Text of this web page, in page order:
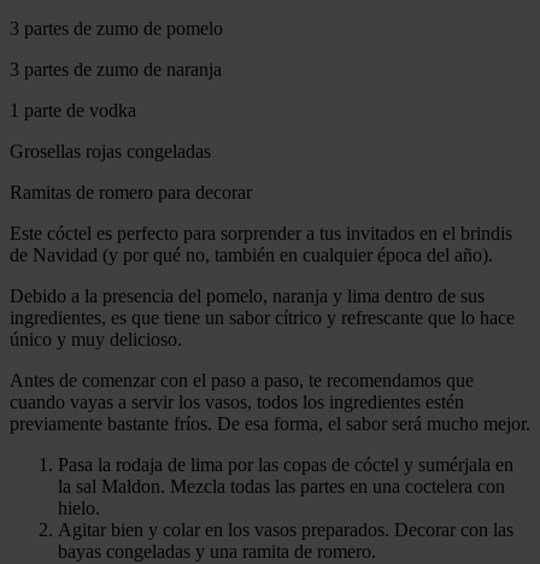
3 partes de zumo de pomelo
3 partes de zumo de naranja
1 parte de vodka
Grosellas rojas congeladas
Ramitas de romero para decorar
Este cóctel es perfecto para sorprender a tus invitados en el brindis
de Navidad (y por qué no, también en cualquier época del año).
Debido a la presencia del pomelo, naranja y lima dentro de sus
ingredientes, es que tiene un sabor cítrico y refrescante que lo hace
único y muy delicioso.
Antes de comenzar con el paso a paso, te recomendamos que
cuando vayas a servir los vasos, todos los ingredientes estén
previamente bastante fríos. De esa forma, el sabor será mucho mejor.
Pasa la rodaja de lima por las copas de cóctel y sumérjala en
la sal Maldon. Mezcla todas las partes en una coctelera con
hielo.
Agitar bien y colar en los vasos preparados. Decorar con las
bayas congeladas y una ramita de romero.